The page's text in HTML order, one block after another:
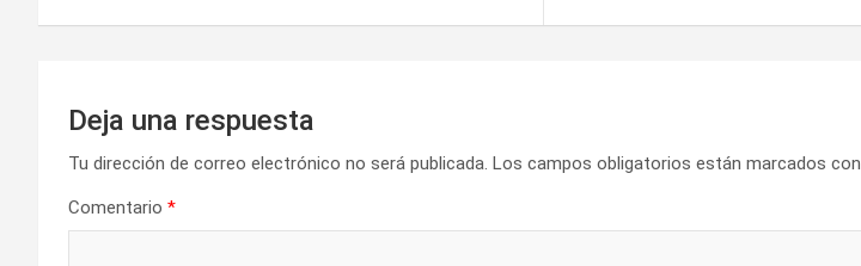
v
Deja una respuesta
Tu dirección de correo electrónico no será publicada. Los campos obligatorios están marcados con
Comentario *